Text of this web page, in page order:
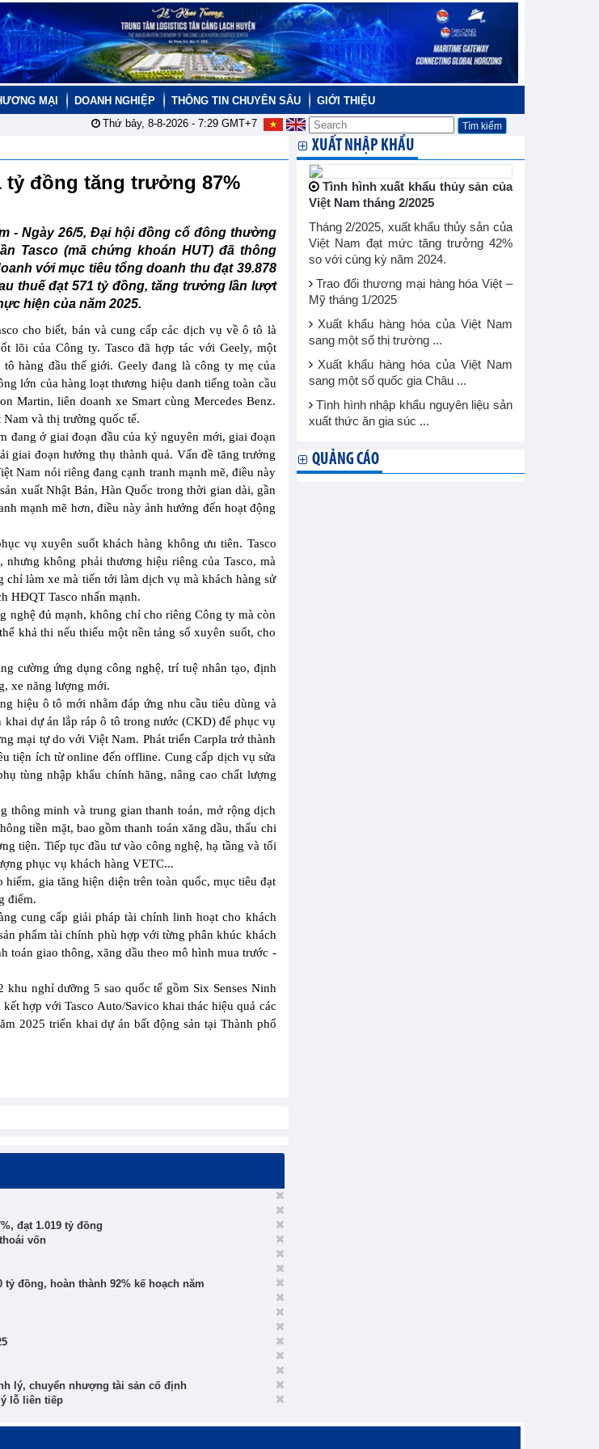
MẠI DOANH NGHIỆP THÔNG TIN CHUYÊN SÂU
GIỚI THIỆU
Thứ bảy, 8-8-2026 - 7:29GMT+7
tỷ đồng tăng trưởng 87%
- Ngày 26/5, Đại hội đồng cổ đông thường
Tasco (mã chứng khoán HUT) đã thông
với mục tiêu tổng doanh thu đạt 39.878
thuế đạt 571 tỷ đồng, tăng trưởng lần lượt
hiện của năm 2025.
cho biết, bán và cung cấp các dịch vụ về ô tô là
lõi của Công ty. Tasco đã hợp tác với Geely, một
hàng đầu thế giới. Geely đang là công ty mẹ của
lớn của hàng loạt thương hiệu danh tiếng toàn cầu
Martin, liên doanh xe Smart cùng Mercedes Benz.
và thị trường quốc tế.
ở giai đoạn đầu của kỷ nguyên mới, giai đoạn
giai đoạn hưởng thụ thành quả. Vấn đề tăng trưởng
Nam nói riêng đang cạnh tranh mạnh mẽ, điều này
xuất Nhật Bản, Hàn Quốc trong thời gian dài, gần
mạnh mẽ hơn, điều này ảnh hưởng đến hoạt động
vụ xuyên suốt khách hàng không ưu tiên. Tasco
không phải thương hiệu riêng của Tasco, mà
làm xe mà tiến tới làm dịch vụ mà khách hàng sử
HĐQT Tasco nhấn mạnh.
nghệ đủ mạnh, không chỉ cho riêng Công ty mà còn
khả thi nếu thiếu một nền tảng số xuyên suốt, cho
cường ứng dụng công nghệ, trí tuệ nhân tạo, định
xe năng lượng mới.
hiệu ô tô mới nhằm đáp ứng nhu cầu tiêu dùng và
dự án lắp ráp ô tô trong nước (CKD) để phục vụ
mại tự do với Việt Nam. Phát triển Carpla trở thành
tiện ích từ online đến offline. Cung cấp dịch vụ sửa
tùng nhập khẩu chính hãng, nâng cao chất lượng
thông minh và trung gian thanh toán, mở rộng dịch
tiền mặt, bao gồm thanh toán xăng dầu, thấu chi
tiện. Tiếp tục đầu tư vào công nghệ, hạ tầng và tối
phục vụ khách hàng VETC...
gia tăng hiện diện trên toàn quốc, mục tiêu đạt
điểm.
cung cấp giải pháp tài chính linh hoạt cho khách
phẩm tài chính phù hợp với từng phân khúc khách
toán giao thông, xăng dầu theo mô hình mua trước -
nghỉ dưỡng 5 sao quốc tế gồm Six Senses Ninh
hợp với Tasco Auto/Savico khai thác hiệu quả các
2025 triển khai dự án bất động sản tại Thành phố
đạt 1.019 tỷ đồng
vốn
tỷ đồng, hoàn thành 92% kế hoạch năm
lý, chuyển nhượng tài sản cố định
lỗ liên tiếp
XUẤT NHẬP KHẨU
Tình hình xuất khẩu thủy sản của
Việt Nam tháng 2/2025
Tháng 2/2025, xuất khẩu thủy sản của
Việt Nam đạt mức tăng trưởng 42%
so với cùng kỳ năm 2024.
Trao đổi thương mại hàng hóa Việt –
Mỹ tháng 1/2025
Xuất khẩu hàng hóa của Việt Nam
sang một số thị trường ...
Xuất khẩu hàng hóa của Việt Nam
sang một số quốc gia Châu ...
Tình hình nhập khẩu nguyên liệu sản
xuất thức ăn gia súc ...
QUẢNG CÁO